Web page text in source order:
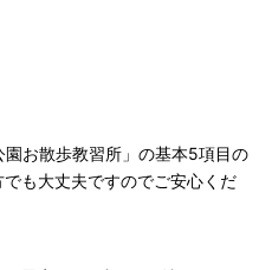
お散歩教習所」の基本5項目の
も大丈夫ですのでご安心くだ